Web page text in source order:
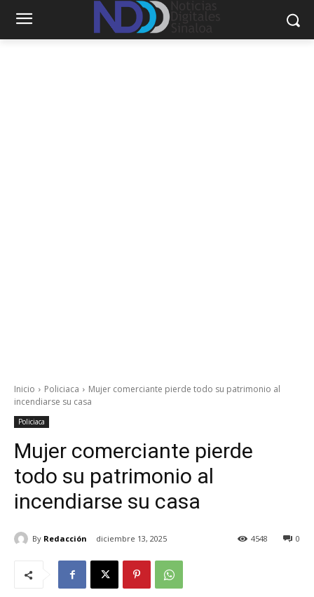
Inicio Policiaca
Mujer comerciante pierde todo su patrimonio al
incendiarse su casa
Policiaca
Mujer comerciante pierde
todo su patrimonio al
incendiarse su casa
By Redacción diciembre 13, 2025 0
4548